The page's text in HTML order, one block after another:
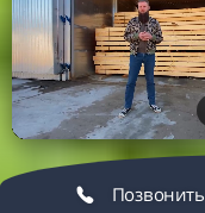
Позвонить